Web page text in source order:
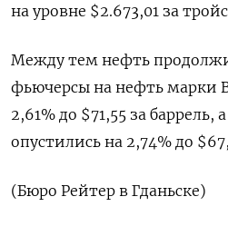
на уровне $2.673,01 за
Между тем нефть
фьючерсы на нефть марки
2,61% до $71,55 за баррель,
опустились на 2,74% до
(Бюро Рейтер в Гданьске)